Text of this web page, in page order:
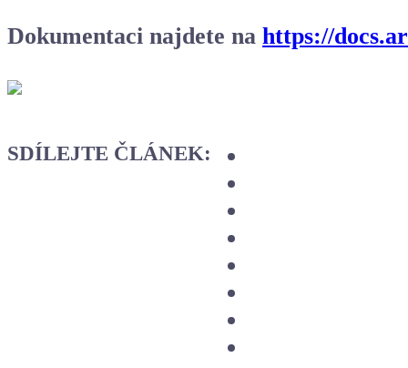
Dokumentaci najdete na https://
SDÍLEJTE ČLÁNEK: